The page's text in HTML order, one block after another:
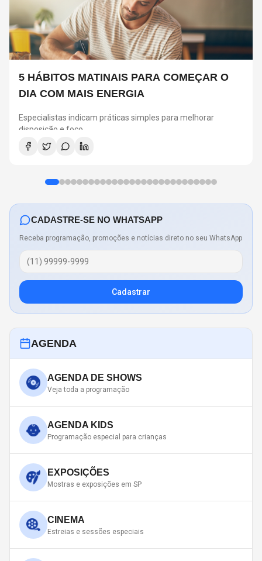
5 HÁBITOS MATINAIS PARA COMEÇAR O
DIA COM MAIS ENERGIA
Especialistas indicam práticas simples para melhorar
disposição e foco
CADASTRE-SE NO WHATSAPP
Receba programação, promoções e notícias direto no seu WhatsApp
Cadastrar
AGENDA
AGENDA DE SHOWS
Veja toda a programação
AGENDA KIDS
Programação especial para crianças
EXPOSIÇÕES
Mostras e exposições em SP
CINEMA
Estreias e sessões especiais